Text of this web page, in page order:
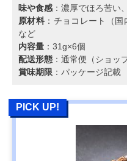
味や食感 ：濃厚でほろ苦い
原材料 ：チョコレート（
など
内容量 ：31g×6個
配送形態 ：通常便（ショッ
賞味期限 ：パッケージ記載
PICK UP!